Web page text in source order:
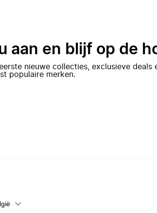
aan en blijf op de
nieuwe collecties, exclusieve deals
populaire merken.